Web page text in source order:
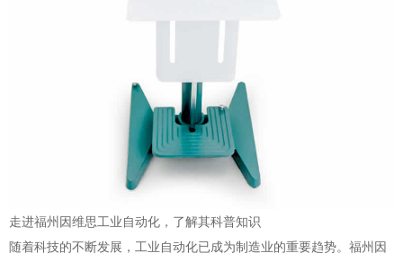
走进福州因维思工业自动化，了解其科普知识
随着科技的不断发展，工业自动化已成为制造业的重要趋势。福州因